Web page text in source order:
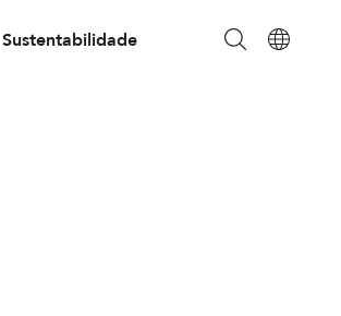
Sustentabilidade